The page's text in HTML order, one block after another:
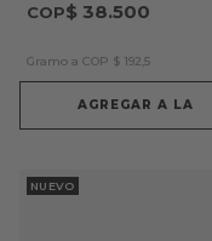
$ 38.500
Gramo a COP $ 192 5
AGREGAR A LA
NUEVO